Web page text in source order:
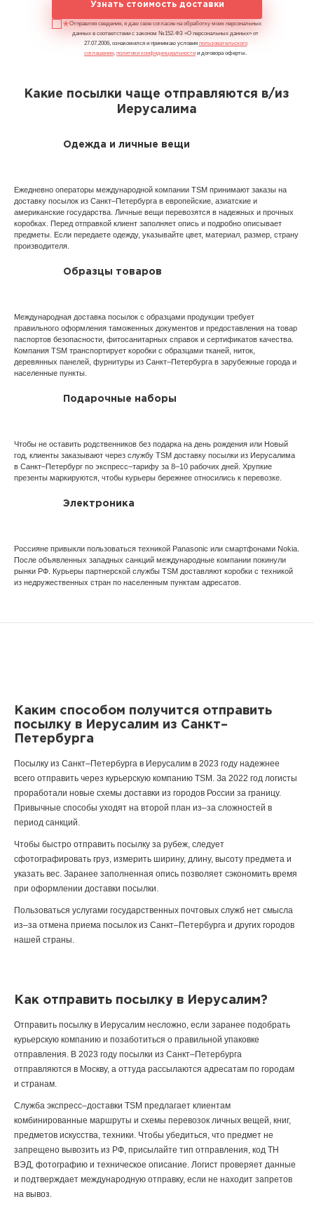
Узнать стоимость доставки
Отправляя сведения, я даю свое согласие на обработку моих персональных
данных в соответствии с законом №152-ФЗ «О персональных данных» от
27.07.2006, ознакомился и принимаю условия пользовательского
соглашения, политики конфиденциальности и договора оферты.
Какие посылки чаще отправляются в/из
Иерусалима
Одежда и личные вещи
Ежедневно операторы международной компании TSM принимают заказы на
доставку посылок из Санкт–Петербурга в европейские, азиатские и
американские государства. Личные вещи перевозятся в надежных и прочных
коробках. Перед отправкой клиент заполняет опись и подробно описывает
предметы. Если передаете одежду, указывайте цвет, материал, размер, страну
производителя.
Образцы товаров
Международная доставка посылок с образцами продукции требует
правильного оформления таможенных документов и предоставления на товар
паспортов безопасности, фитосанитарных справок и сертификатов качества.
Компания TSM транспортирует коробки с образцами тканей, ниток,
деревянных панелей, фурнитуры из Санкт–Петербурга в зарубежные города и
населенные пункты.
Подарочные наборы
Чтобы не оставить родственников без подарка на день рождения или Новый
год, клиенты заказывают через службу TSM доставку посылки из Иерусалима
в Санкт–Петербург по экспресс–тарифу за 8–10 рабочих дней. Хрупкие
презенты маркируются, чтобы курьеры бережнее относились к перевозке.
Электроника
Россияне привыкли пользоваться техникой Panasonic или смартфонами Nokia.
После объявленных западных санкций международные компании покинули
рынки РФ. Курьеры партнерской службы TSM доставляют коробки с техникой
из недружественных стран по населенным пунктам адресатов.
Каким способом получится отправить
посылку в Иерусалим из Санкт–
Петербурга
Посылку из Санкт–Петербурга в Иерусалим в 2023 году надежнее
всего отправить через курьерскую компанию TSM. За 2022 год логисты
проработали новые схемы доставки из городов России за границу.
Привычные способы уходят на второй план из–за сложностей в
период санкций.
Чтобы быстро отправить посылку за рубеж, следует
сфотографировать груз, измерить ширину, длину, высоту предмета и
указать вес. Заранее заполненная опись позволяет сэкономить время
при оформлении доставки посылки.
Пользоваться услугами государственных почтовых служб нет смысла
из–за отмена приема посылок из Санкт–Петербурга и других городов
нашей страны.
Как отправить посылку в Иерусалим?
Отправить посылку в Иерусалим несложно, если заранее подобрать
курьерскую компанию и позаботиться о правильной упаковке
отправления. В 2023 году посылки из Санкт–Петербурга
отправляются в Москву, а оттуда рассылаются адресатам по городам
и странам.
Служба экспресс–доставки TSM предлагает клиентам
комбинированные маршруты и схемы перевозок личных вещей, книг,
предметов искусства, техники. Чтобы убедиться, что предмет не
запрещено вывозить из РФ, присылайте тип отправления, код ТН
ВЭД, фотографию и техническое описание. Логист проверяет данные
и подтверждает международную отправку, если не находит запретов
на вывоз.